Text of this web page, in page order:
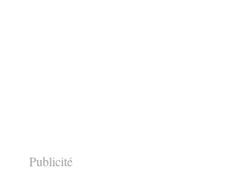
Publicité